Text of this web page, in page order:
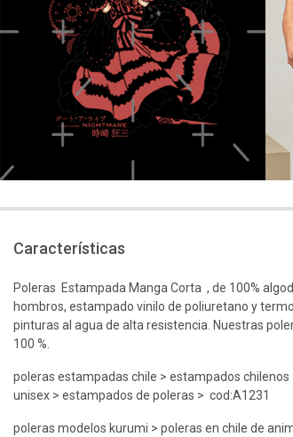
Características
Poleras Estampada Manga Corta , de 100%
hombros, estampado vinilo de poliuretano y
pinturas al agua de alta resistencia. Nuestras
100 %.
poleras estampadas chile > estampados
unisex > estampados de poleras > cod:A1231
poleras modelos kurumi > poleras en chile de